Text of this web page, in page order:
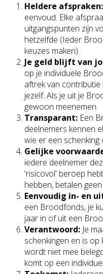
Heldere afspraken:
eenvoud. Elke
uitgangspunten zijn
hetzelfde (Ieder
keuzes maken).
Je geld blijft van
op je individuele
aftrek van contributie
jezelf. Als je uit je
gewoon meenemen.
Transparant: Een
deelnemers kennen
wie er een
Gelijke
iedere deelnemer
'risicovol' beroep
hebben, betalen
Eenvoudig in- en
een Broodfonds, je
jaar in of uit een
Verantwoord: Je
schenkingen en is
wordt niet mee
komt op een